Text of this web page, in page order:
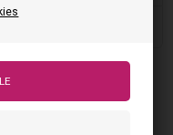
Blondebluse